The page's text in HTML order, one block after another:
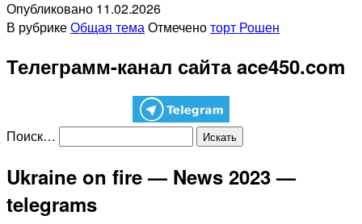
Опубликовано 11.02.2026
В рубрикеОбщая темаОтмеченоторт Рошен
Телеграмм-канал сайта ace450.com
Поиск…
Ukraine on fire — News 2023 —
telegrams